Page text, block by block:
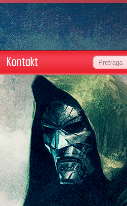
Kontakt